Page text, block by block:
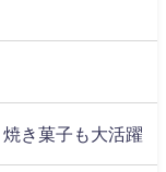
き菓子も大活躍